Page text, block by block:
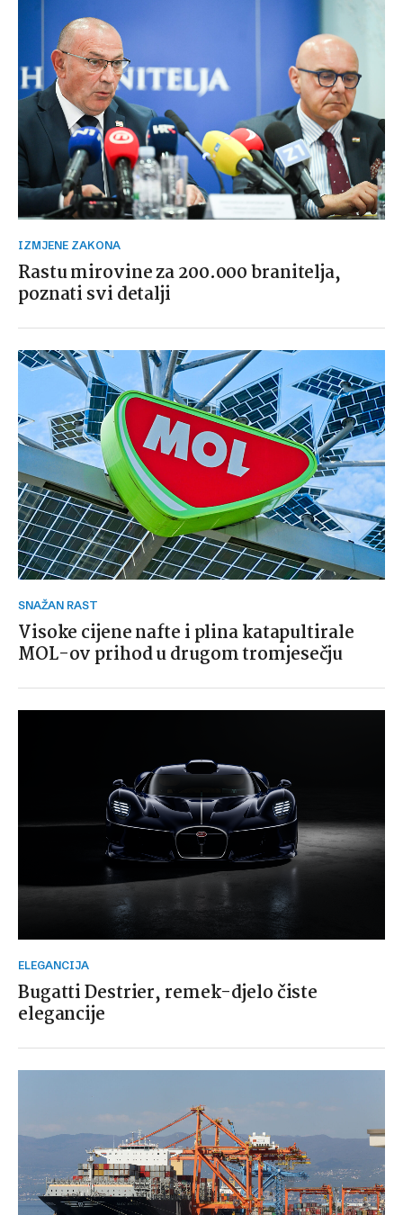
IZMJENE ZAKONA
Rastu mirovine za 200.000 branitelja,
poznati svi detalji
SNAŽAN RAST
Visoke cijene nafte i plina katapultirale
MOL-ov prihod u drugom tromjesečju
ELEGANCIJA
Bugatti Destrier, remek-djelo čiste
elegancije